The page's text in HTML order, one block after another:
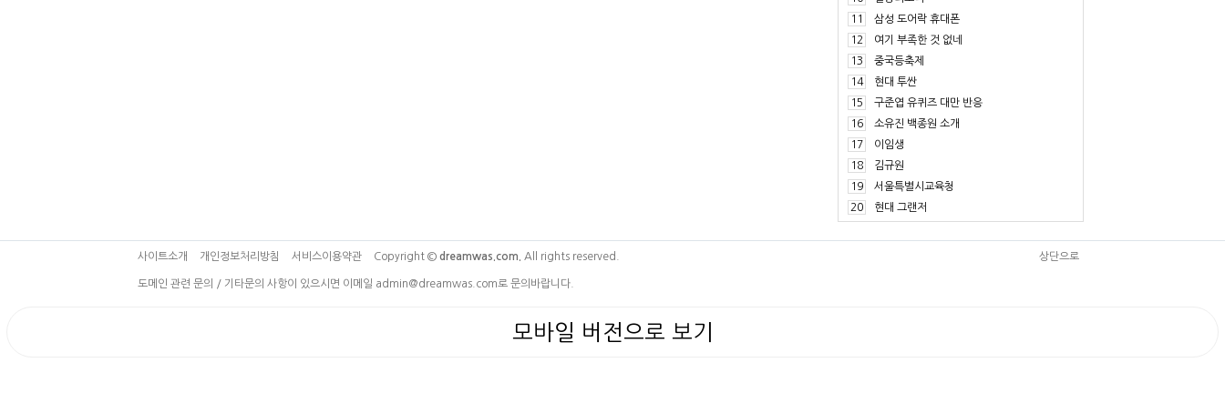
11
삼성 도어락 휴대폰
12
여기 부족한 것 없네
13
중국등축제
14
현대 투싼
15
구준엽 유퀴즈 대만 반응
16
소유진 백종원 소개
17
이임생
18
김규원
19
서울특별시교육청
20
현대 그랜저
사이트소개 개인정보처리방침 서비스이용약관 Copyright © dreamwas.com. All rights reserved. 상단으로
도메인 관련 문의 / 기타문의 사항이 있으시면 이메일 admin@dreamwas.com로 문의바랍니다.
모바일 버전으로 보기